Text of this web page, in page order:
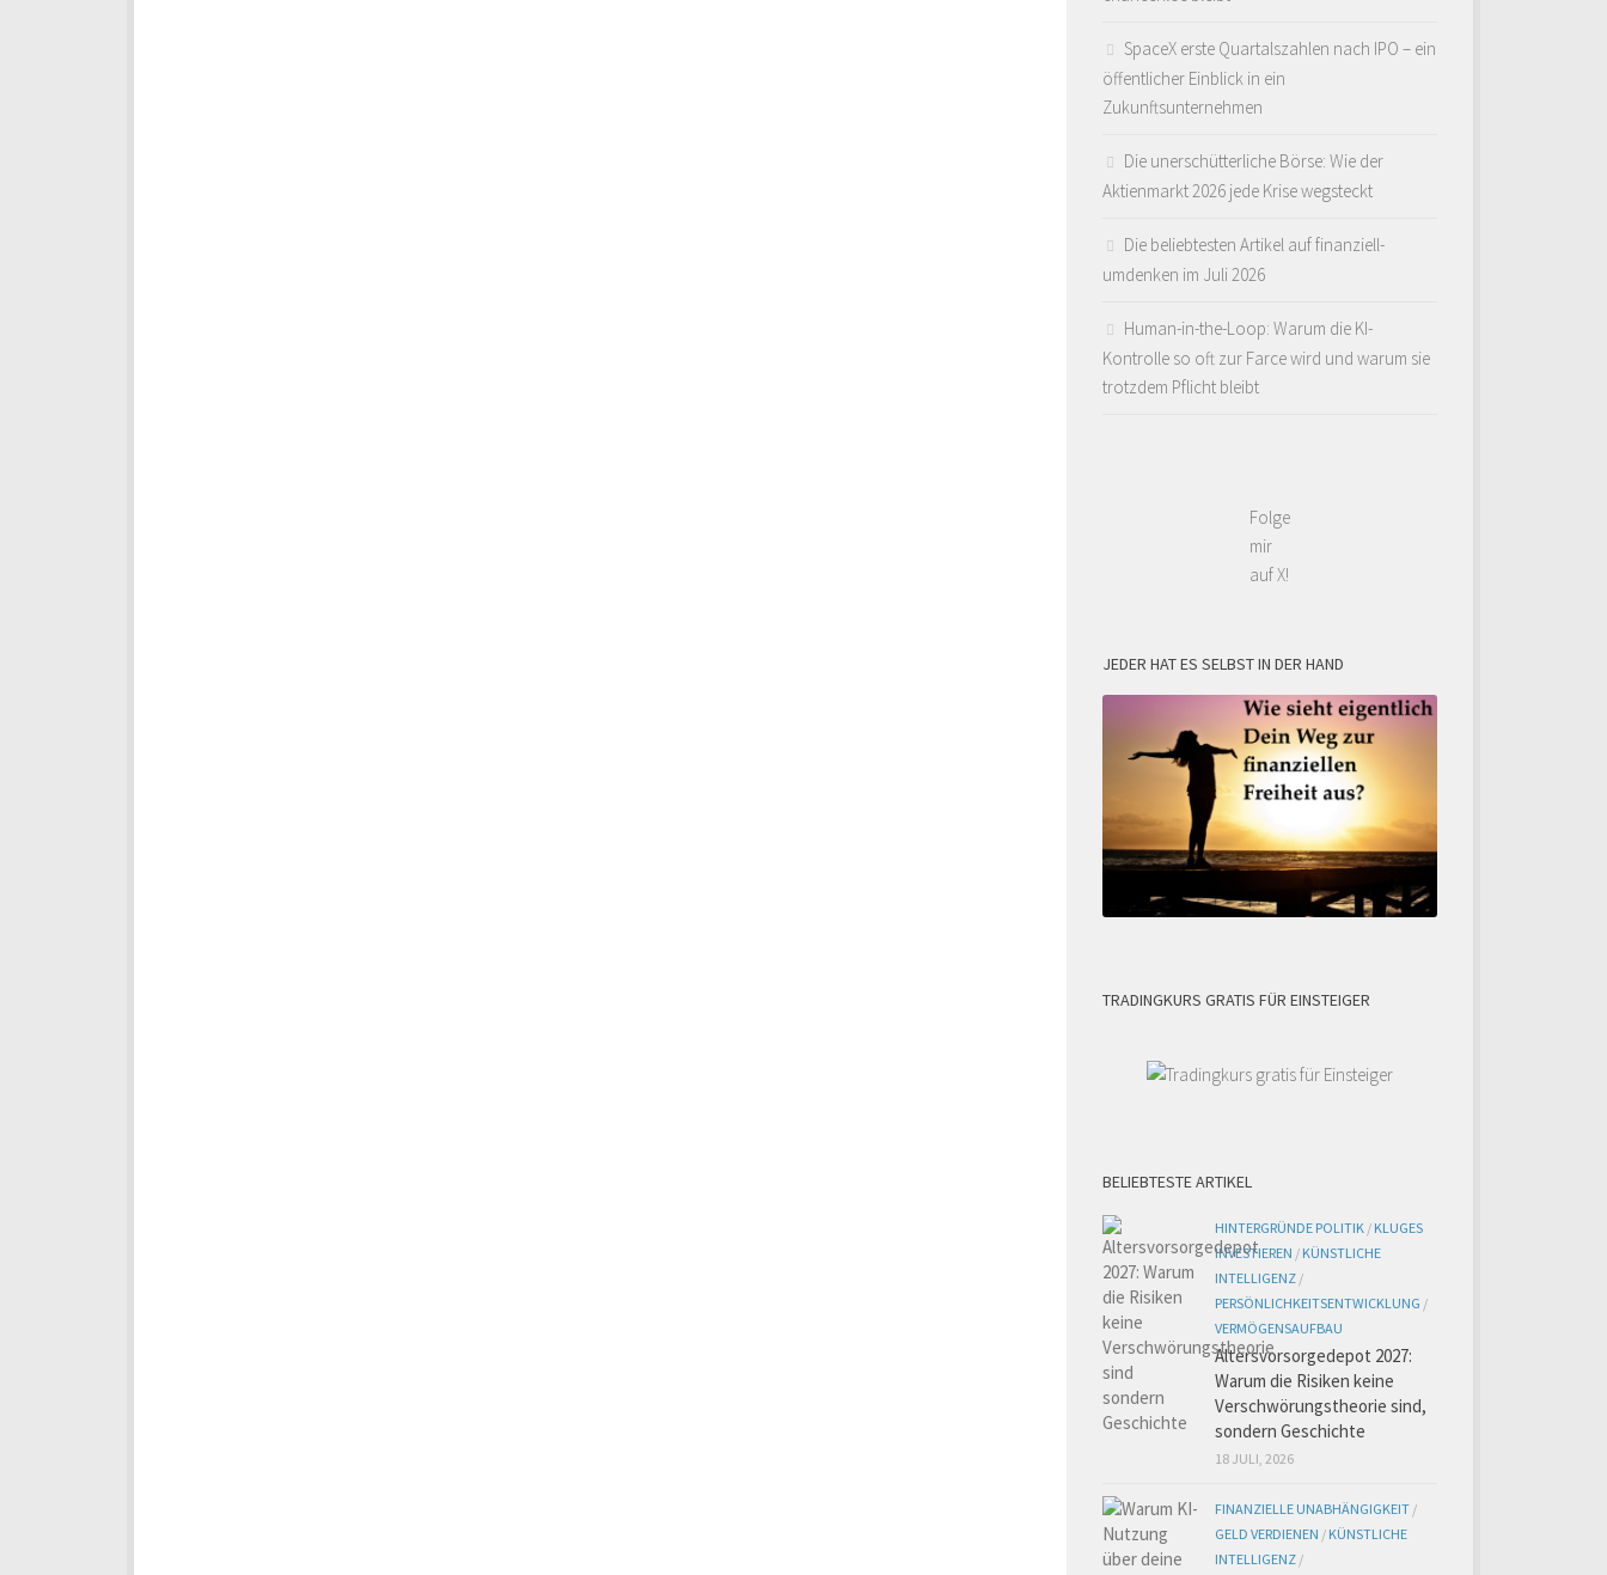
SpaceX erste Quartalszahlen nach IPO – ein
öffentlicher Einblick in ein
Zukunftsunternehmen
Die unerschütterliche Börse: Wie der
Aktienmarkt 2026 jede Krise wegsteckt
Die beliebtesten Artikel auf finanziell-
umdenken im Juli 2026
Human-in-the-Loop: Warum die KI-
Kontrolle so oft zur Farce wird und warum sie
trotzdem Pflicht bleibt
Folge
mir
auf X!
JEDER HAT ES SELBST IN DER HAND
TRADINGKURS GRATIS FÜR EINSTEIGER
BELIEBTESTE ARTIKEL
HINTERGRÜNDE POLITIK / KLUGES
INVESTIEREN / KÜNSTLICHE
INTELLIGENZ /
PERSÖNLICHKEITSENTWICKLUNG /
VERMÖGENSAUFBAU
Altersvorsorgedepot 2027:
Warum die Risiken keine
Verschwörungstheorie sind,
sondern Geschichte
18 JULI, 2026
FINANZIELLE UNABHÄNGIGKEIT /
GELD VERDIENEN / KÜNSTLICHE
INTELLIGENZ /